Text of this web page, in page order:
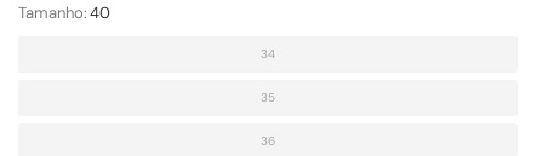
Tamanho:40
34
35
36